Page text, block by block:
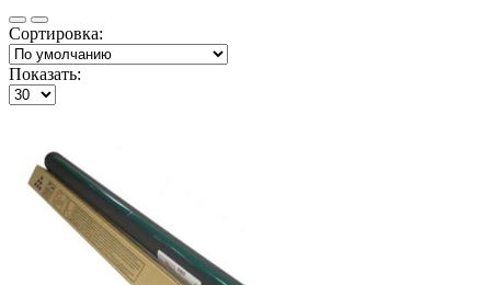
Сортировка:
Показать: